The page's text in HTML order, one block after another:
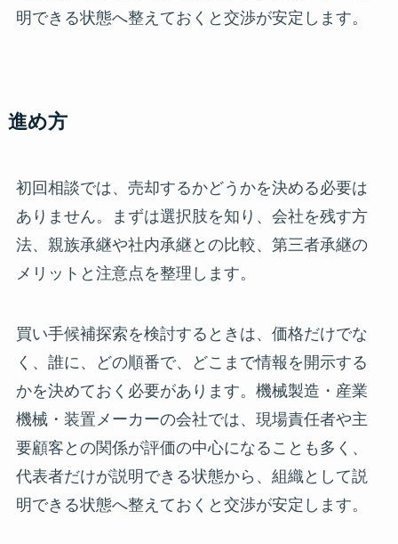
明できる状態へ整えておくと交渉が安定します。
進め方
初回相談では、売却するかどうかを決める必要は
ありません。まずは選択肢を知り、会社を残す方
法、親族承継や社内承継との比較、第三者承継の
メリットと注意点を整理します。
買い手候補探索を検討するときは、価格だけでな
く、誰に、どの順番で、どこまで情報を開示する
かを決めておく必要があります。機械製造・産業
機械・装置メーカーの会社では、現場責任者や主
要顧客との関係が評価の中心になることも多く、
代表者だけが説明できる状態から、組織として説
明できる状態へ整えておくと交渉が安定します。